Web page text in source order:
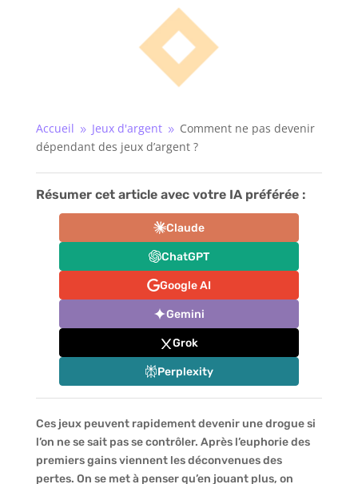
Accueil 9 Jeux d'argent 9 Comment ne pas devenir
dépendant des jeux d’argent ?
Résumer cet article avec votre IA préférée :
Claude
ChatGPT
Google AI
Gemini
Grok
Perplexity
Ces jeux peuvent rapidement devenir une drogue si
l’on ne se sait pas se contrôler. Après l’euphorie des
premiers gains viennent les déconvenues des
pertes. On se met à penser qu’en jouant plus, on